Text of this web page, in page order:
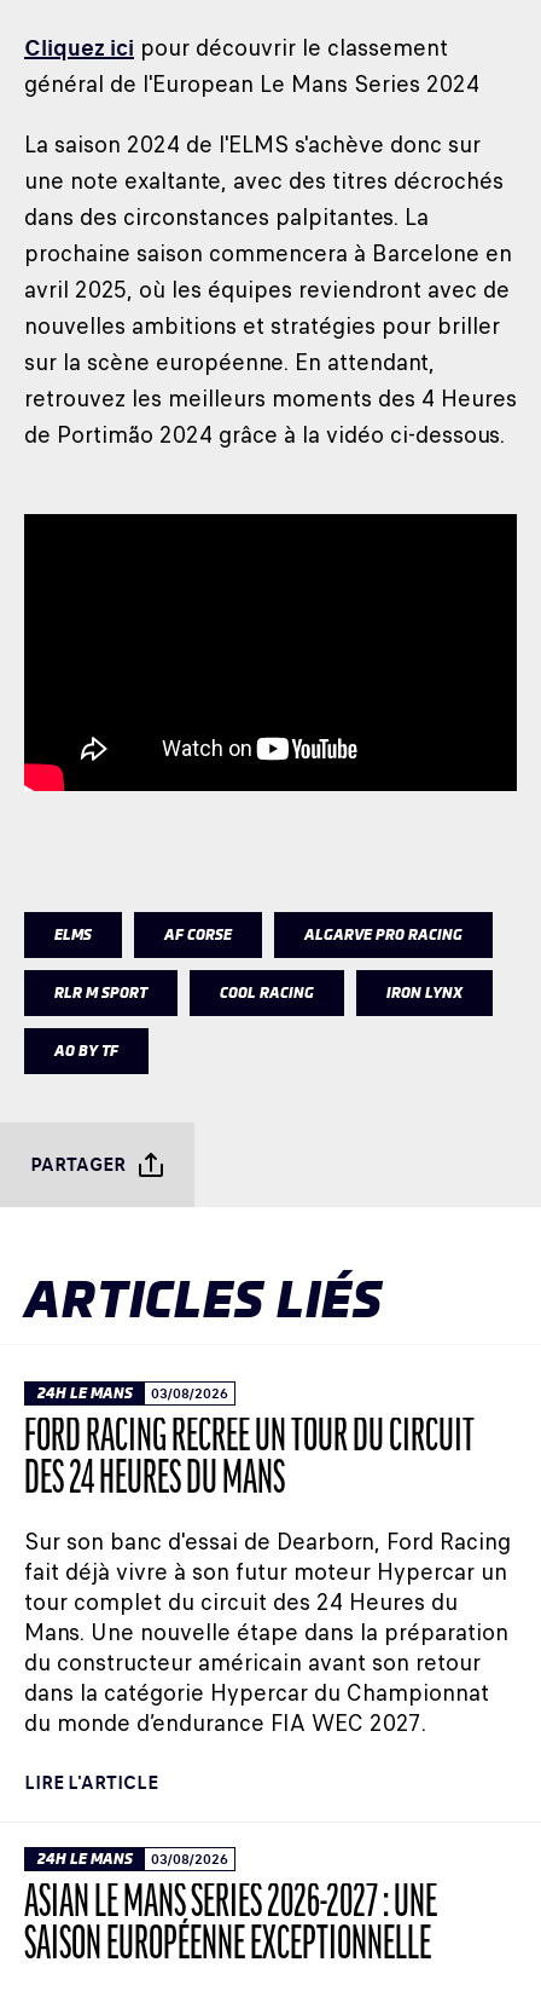
Cliquez ici pour découvrir le classement
général de l'European Le Mans Series 2024
La saison 2024 de l'ELMS s'achève donc sur
une note exaltante, avec des titres décrochés
dans des circonstances palpitantes. La
prochaine saison commencera à Barcelone en
avril 2025, où les équipes reviendront avec de
nouvelles ambitions et stratégies pour briller
sur la scène européenne. En attendant,
retrouvez les meilleurs moments des 4 Heures
de Portimão 2024 grâce à la vidéo ci-dessous.
ELMS AF CORSE ALGARVE PRO RACING
RLR M SPORT COOL RACING IRON LYNX
AO BY TF
PARTAGER
ARTICLES LIÉS
24H LE MANS 03/08/2026
FORD RACING RECRÉE UN TOUR DU CIRCUIT
DES 24 HEURES DU MANS
Sur son banc d'essai de Dearborn, Ford Racing
fait déjà vivre à son futur moteur Hypercar un
tour complet du circuit des 24 Heures du
Mans. Une nouvelle étape dans la préparation
du constructeur américain avant son retour
dans la catégorie Hypercar du Championnat
du monde d’endurance FIA WEC 2027.
LIRE L'ARTICLE
24H LE MANS 03/08/2026
ASIAN LE MANS SERIES 2026-2027 : UNE
SAISON EUROPÉENNE EXCEPTIONNELLE